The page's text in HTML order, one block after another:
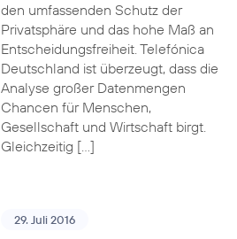
den umfassenden Schutz der
Privatsphäre und das hohe Maß an
Entscheidungsfreiheit. Telefónica
Deutschland ist überzeugt, dass die
Analyse großer Datenmengen
Chancen für Menschen,
Gesellschaft und Wirtschaft birgt.
Gleichzeitig […]
29. Juli 2016